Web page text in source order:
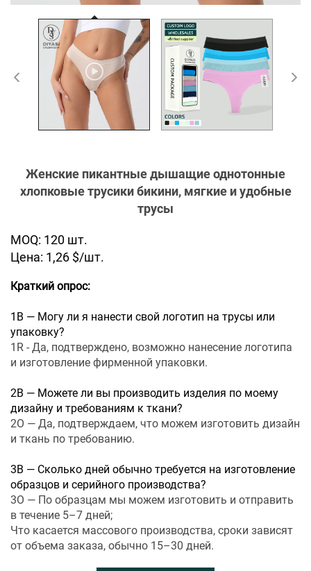
Женские пикантные дышащие однотонные
хлопковые трусики бикини, мягкие и удобные
трусы
MOQ: 120 шт.
Цена: 1,26 $/шт.
Краткий опрос:
1В — Могу ли я нанести свой логотип на трусы или
упаковку?
1R - Да, подтверждено, возможно нанесение логотипа
и изготовление фирменной упаковки.
2В — Можете ли вы производить изделия по моему
дизайну и требованиям к ткани?
2О — Да, подтверждаем, что можем изготовить дизайн
и ткань по требованию.
3В — Сколько дней обычно требуется на изготовление
образцов и серийного производства?
3О — По образцам мы можем изготовить и отправить
в течение 5–7 дней;
Что касается массового производства, сроки зависят
от объема заказа, обычно 15–30 дней.